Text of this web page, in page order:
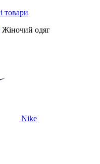
Жіночий одяг
Nike